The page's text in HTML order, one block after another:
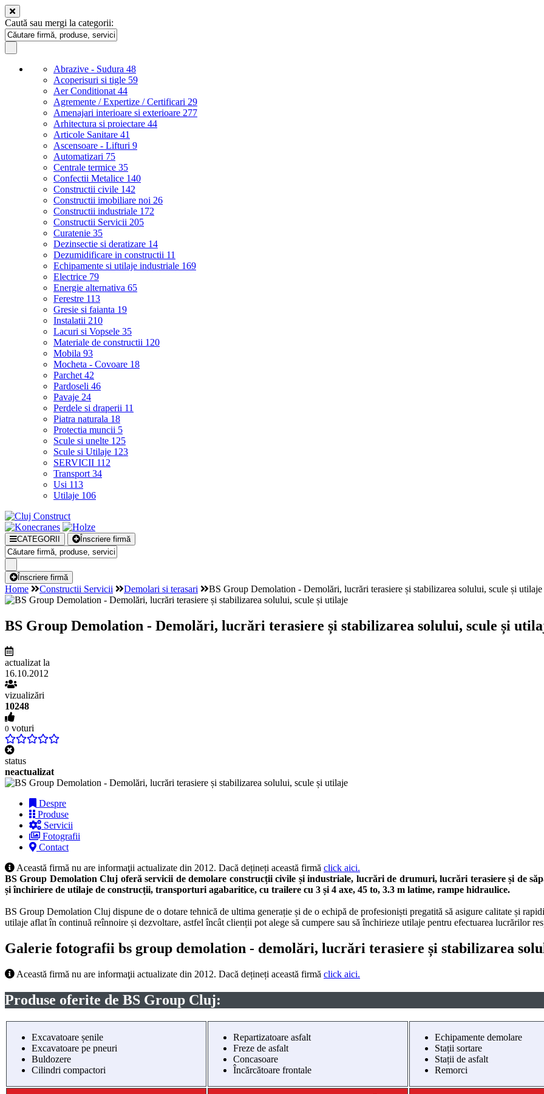
Caută sau mergi la categorii:
Abrazive - Sudura 48
Acoperisuri si tigle 59
Aer Conditionat 44
Agremente / Expertize / Certificari 29
Amenajari interioare si exterioare 277
Arhitectura si proiectare 44
Articole Sanitare 41
Ascensoare - Lifturi 9
Automatizari 75
Centrale termice 35
Confectii Metalice 140
Constructii civile 142
Constructii imobiliare noi 26
Constructii industriale 172
Constructii Servicii 205
Curatenie 35
Dezinsectie si deratizare 14
Dezumidificare in constructii 11
Echipamente si utilaje industriale 169
Electrice 79
Energie alternativa 65
Ferestre 113
Gresie si faianta 19
Instalatii 210
Lacuri si Vopsele 35
Materiale de constructii 120
Mobila 93
Mocheta - Covoare 18
Parchet 42
Pardoseli 46
Pavaje 24
Perdele si draperii 11
Piatra naturala 18
Protectia muncii 5
Scule si unelte 125
Scule si Utilaje 123
SERVICII 112
Transport 34
Usi 113
Utilaje 106
CATEGORII Înscriere firmă
Înscriere firmă
Home Constructii Servicii Demolari si terasari BS Group Demolation - Demolări, lucrări terasiere și stabilizarea solului, scule și utilaje
BS Group Demolation - Demolări, lucrări terasiere și stabilizarea solului, scule și
actualizat la
16.10.2012
vizualizări
10248
0 voturi
status
neactualizat
Despre
Produse
Servicii
Fotografii
Contact
Această firmă nu are informaţii actualizate din 2012. Dacă dețineți această firmă click aici.
BS Group Demolation Cluj oferă servicii de demolare construcții civile și industriale, lucrări de drumuri, lucrări terasiere și de
și închiriere de utilaje de construcții, transporturi agabaritice, cu trailere cu 3 și 4 axe, 45 to, 3.3 m latime, rampe hidraulice.
BS Group Demolation Cluj dispune de o dotare tehnică de ultima generație și de o echipă de profesioniști pregatită să asigure calitate și
utilaje aflat în continuă reînnoire și dezvoltare, astfel încât clienții pot alege să cumpere sau să închirieze utilaje pentru efectuarea lucrărilor
Galerie fotografii bs group demolation - demolări, lucrări terasiere și stabilizarea
Această firmă nu are informaţii actualizate din 2012. Dacă dețineți această firmă click aici.
Produse oferite de BS Group Cluj:
Excavatoare șenile
Excavatoare pe pneuri
Buldozere
Cilindri compactori
Repartizatoare asfalt
Freze de asfalt
Concasoare
Încărcătoare frontale
Echipamente demolare
Stații sortare
Stații de asfalt
Remorci